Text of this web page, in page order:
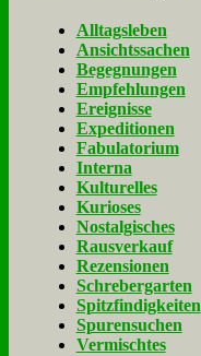
Alltagsleben
Ansichtssachen
Begegnungen
Empfehlungen
Ereignisse
Expeditionen
Fabulatorium
Interna
Kulturelles
Kurioses
Nostalgisches
Rausverkauf
Rezensionen
Schrebergarten
Spitzfindigkeiten
Spurensuchen
Vermischtes